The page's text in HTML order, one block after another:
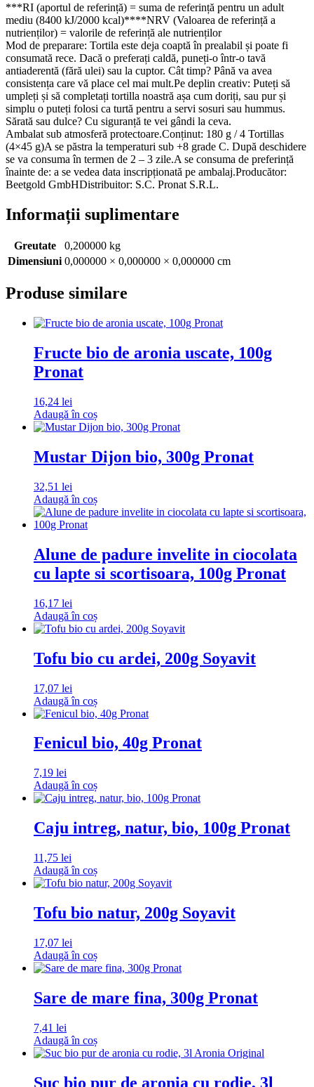
***RI (aportul de referință) = suma de referință pentru un adult
mediu (8400 kJ/2000 kcal)****NRV (Valoarea de referință a
nutrienților) = valorile de referință ale nutrienților
Mod de preparare: Tortila este deja coaptă în prealabil și poate fi
consumată rece. Dacă o preferați caldă, puneți-o într-o tavă
antiaderentă (fără ulei) sau la cuptor. Cât timp? Până va avea
consistența care vă place cel mai mult.Pe deplin creativ: Puteți să
umpleți și să completați tortilla noastră așa cum doriți, sau pur și
simplu o puteți folosi ca turtă pentru a servi sosuri sau hummus.
Sărată sau dulce? Cu siguranță te vei gândi la ceva.
Ambalat sub atmosferă protectoare.Conținut: 180 g / 4 Tortillas
(4×45 g)A se păstra la temperaturi sub +8 grade C. După deschidere
se va consuma în termen de 2 – 3 zile.A se consuma de preferință
înainte de: a se vedea data inscripționată pe ambalaj.Producător:
Beetgold GmbHDistribuitor: S.C. Pronat S.R.L.
Informații suplimentare
Greutate
0,200000 kg
Dimensiuni 0,000000 × 0,000000 × 0,000000 cm
Produse similare
Fructe bio de aronia uscate, 100g
Pronat
16,24 lei
Adaugă în coș
Mustar Dijon bio, 300g Pronat
32,51 lei
Adaugă în coș
Alune de padure invelite in ciocolata
cu lapte si scortisoara, 100g Pronat
16,17 lei
Adaugă în coș
Tofu bio cu ardei, 200g Soyavit
17,07 lei
Adaugă în coș
Fenicul bio, 40g Pronat
7,19 lei
Adaugă în coș
Caju intreg, natur, bio, 100g Pronat
11,75 lei
Adaugă în coș
Tofu bio natur, 200g Soyavit
17,07 lei
Adaugă în coș
Sare de mare fina, 300g Pronat
7,41 lei
Adaugă în coș
Suc bio pur de aronia cu rodie, 3l